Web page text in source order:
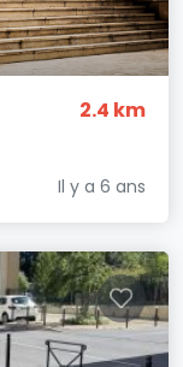
2.4 km
Il y a 6 ans